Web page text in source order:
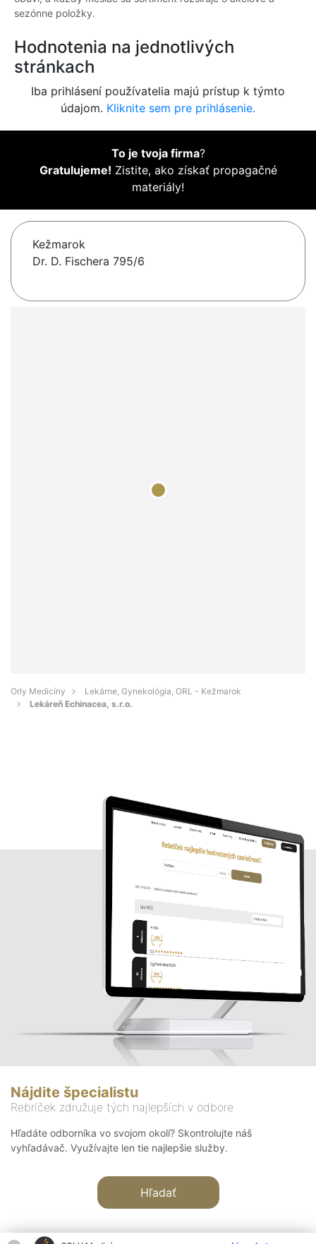
sezónne položky.
Hodnotenia na jednotlivých
stránkach
Iba prihlásení používatelia majú prístup k týmto
údajom. Kliknite sem pre prihlásenie.
To je tvoja firma?
Gratulujeme! Zistite, ako získať propagačné
materiály!
Kežmarok
Dr. D. Fischera 795/6
Orly Medicíny
Lekárne, Gynekológia, ORL - Kežmarok
Lekáreň Echinacea, s.r.o.
Nájdite špecialistu
Rebríček združuje tých najlepších v odbore
Hľadáte odborníka vo svojom okolí? Skontrolujte náš
vyhľadávač. Využívajte len tie najlepšie služby.
Hľadať